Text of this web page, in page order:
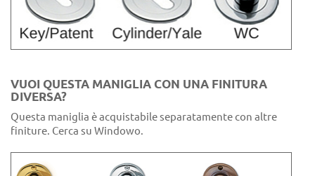
VUOI QUESTA MANIGLIA CON UNA FINITURA
DIVERSA?
Questa maniglia è acquistabile separatamente con altre
finiture. Cerca su Windowo.